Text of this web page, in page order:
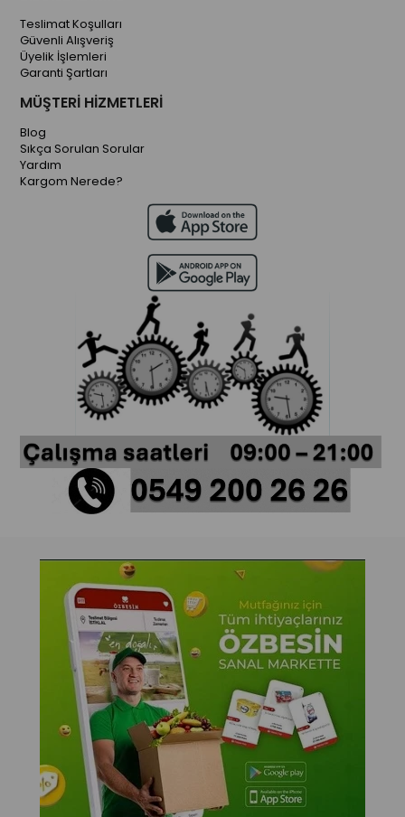
Teslimat Koşulları
Güvenli Alışveriş
Üyelik İşlemleri
Garanti Şartları
MÜŞTERİ HİZMETLERİ
Blog
Sıkça Sorulan Sorular
Yardım
Kargom Nerede?